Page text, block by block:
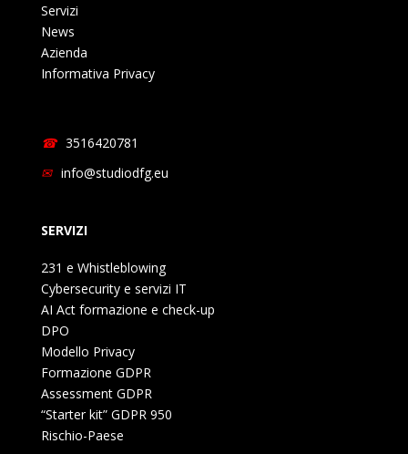
Servizi
News
Azienda
Informativa Privacy
3516420781
info@studiodfg.eu
SERVIZI
231 e Whistleblowing
Cybersecurity e servizi IT
AI Act formazione e check-up
DPO
Modello Privacy
Formazione GDPR
Assessment GDPR
“Starter kit” GDPR 950
Rischio-Paese